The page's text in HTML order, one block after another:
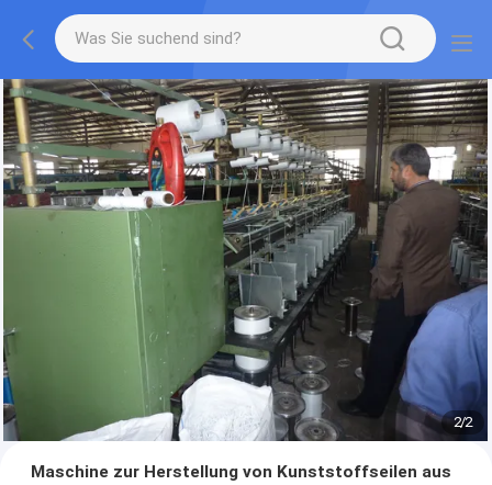
2/2
Maschine zur Herstellung von Kunststoffseilen aus